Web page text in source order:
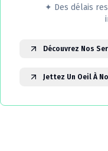
✦ Des délais
Découvrez Nos
Jettez Un Oeil À